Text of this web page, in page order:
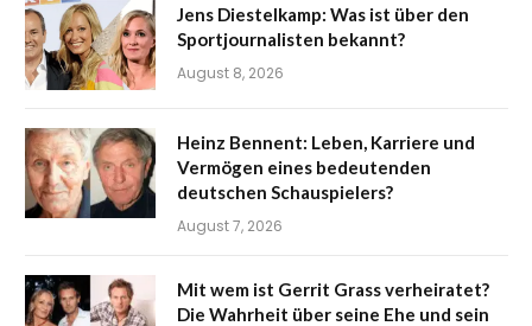
Jens Diestelkamp: Was ist über den
Sportjournalisten bekannt?
August 8, 2026
Heinz Bennent: Leben, Karriere und
Vermögen eines bedeutenden
deutschen Schauspielers?
August 7, 2026
Mit wem ist Gerrit Grass verheiratet?
Die Wahrheit über seine Ehe und sein